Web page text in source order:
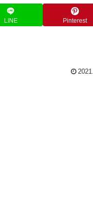
LINE Pinterest